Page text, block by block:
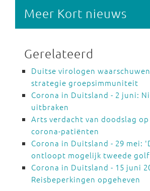
Meer Kort nieuws
Gerelateerd
Duitse virologen
strategie groepsimmuniteit
Corona in Duitsland - 2 juni:
uitbraken
Arts verdacht van doodslag
corona-patiënten
Corona in Duitsland - 29 mei:
ontloopt mogelijk tweede
Corona in Duitsland - 15 juni
Reisbeperkingen opgeheven